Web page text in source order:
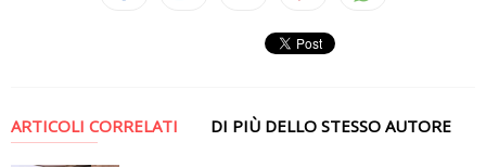
ARTICOLI CORRELATI DI PIÙ DELLO STESSO AUTORE